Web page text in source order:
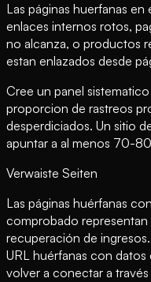
Las páginas huerfanas
enlaces internos rotos,
no alcanza, o productos
estan enlazados desde
Cree un panel
proporcion de rastreos
desperdiciados. Un sitio
apuntar a al menos 70-
Verwaiste Seiten
Las páginas huérfanas
comprobado
recuperación de
URL huérfanas con datos
volver a conectar a